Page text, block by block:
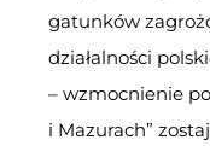
15
gatunków
działalności
– wzmocnienie
i Mazurach”